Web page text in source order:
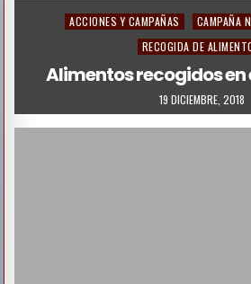
Posted
ACCIONES Y CAMPAÑAS
CAMPAÑA
RECOGIDA DE
Alimentos recogidos en
19 DICIEMBRE, 2018